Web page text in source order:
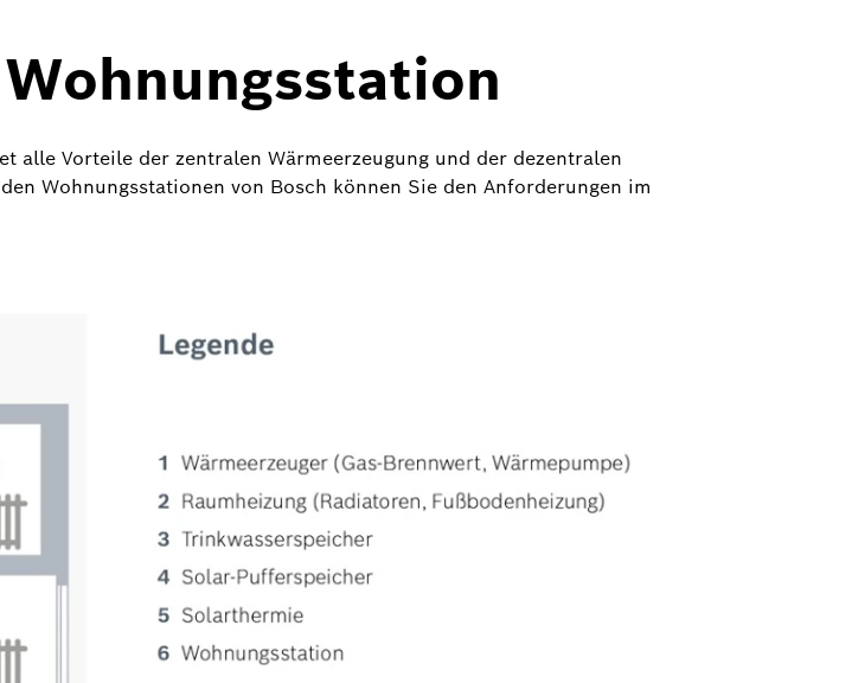
alle Vorteile der zentralen Wärmeerzeugung und der dezentralen
Wohnungsstationen von Bosch können Sie den Anforderungen im